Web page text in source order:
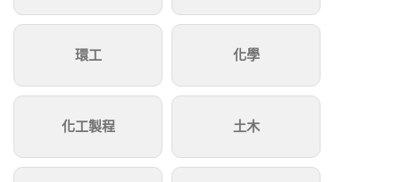
環工 化學
化工製程 土木